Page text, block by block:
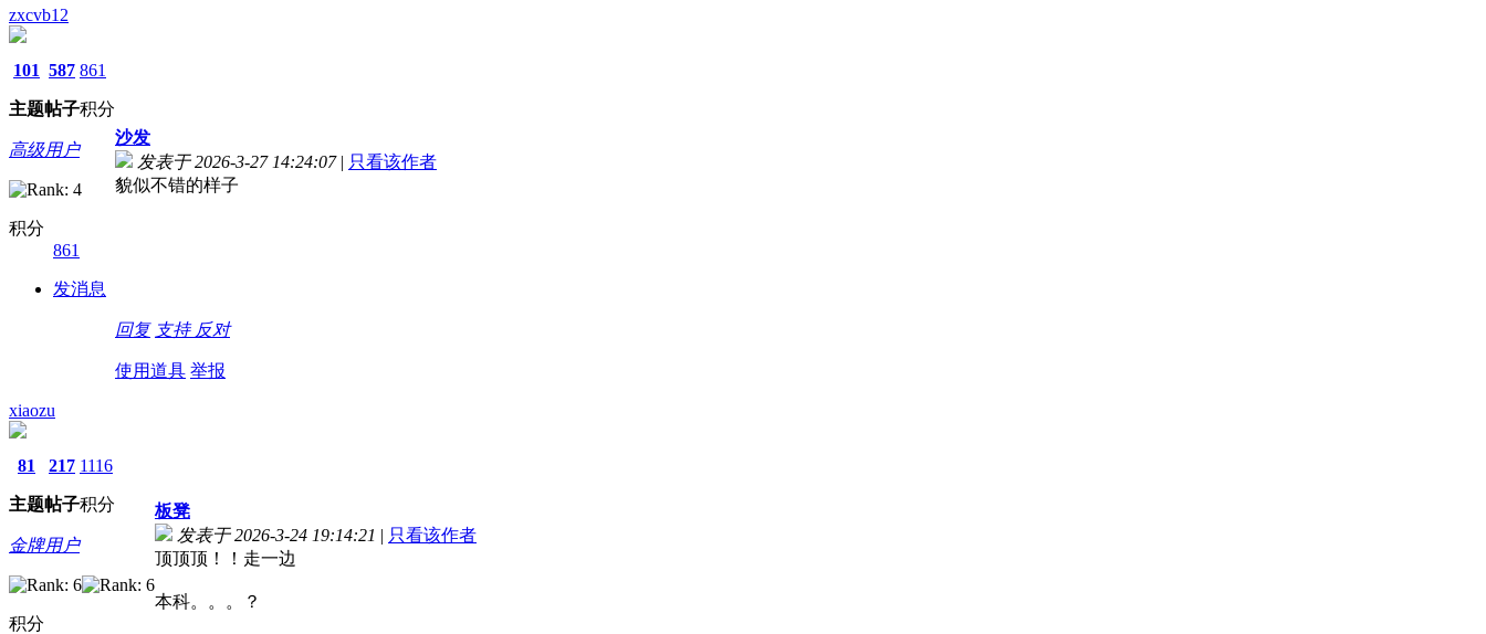
zxcvb12
101
主题
587
帖子
861
积分
高级用户
积分
861
发消息
沙发
发表于 2026-3-27 14:24:07 | 只看该作者
貌似不错的样子
回复 支持 反对
使用道具 举报
xiaozu
81
主题
217
帖子
1116
积分
金牌用户
积分
板凳
发表于 2026-3-24 19:14:21 | 只看该作者
顶顶顶！！走一边
本科。。。？